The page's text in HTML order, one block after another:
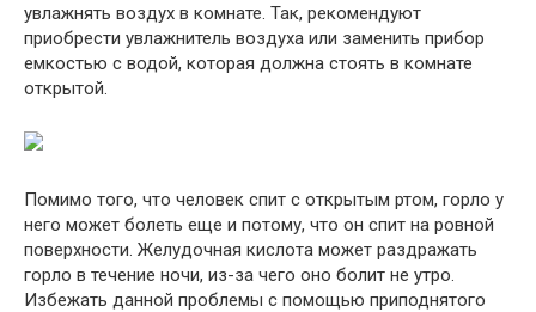
увлажнять воздух в комнате. Так, рекомендуют
приобрести увлажнитель воздуха или заменить прибор
емкостью с водой, которая должна стоять в комнате
открытой.
Помимо того, что человек спит с открытым ртом, горло у
него может болеть еще и потому, что он спит на ровной
поверхности. Желудочная кислота может раздражать
горло в течение ночи, из-за чего оно болит не утро.
Избежать данной проблемы с помощью приподнятого